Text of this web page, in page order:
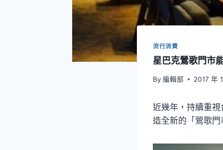
流行消費
星巴克鶯歌門市
By 編輯部 2017 年
近幾年，持續重
造全新的「鶯歌門